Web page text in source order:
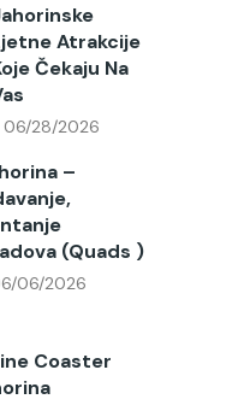
Atrakcije
Čekaju Na
06/28/2026
–
(quads )
06/2026
Coaster